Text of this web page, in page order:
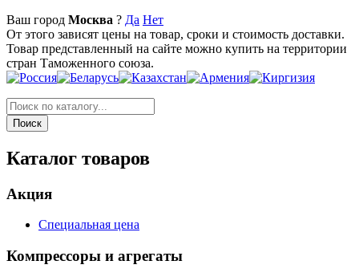
Ваш город Москва ? Да Нет
От этого зависят цены на товар, сроки и стоимость доставки.
Товар представленный на сайте можно купить на территории
стран Таможенного союза.
Каталог товаров
Акция
Специальная цена
Компрессоры и агрегаты